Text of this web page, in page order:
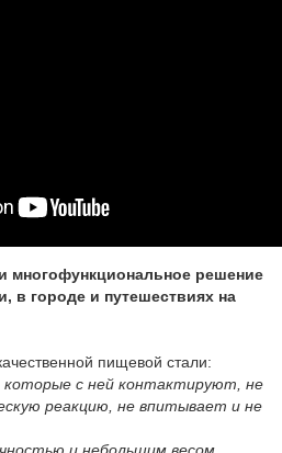
многофункциональное решение
в городе и путешествиях на
пищевой стали:
с ней контактируют, не
реакцию, не впитывает и не